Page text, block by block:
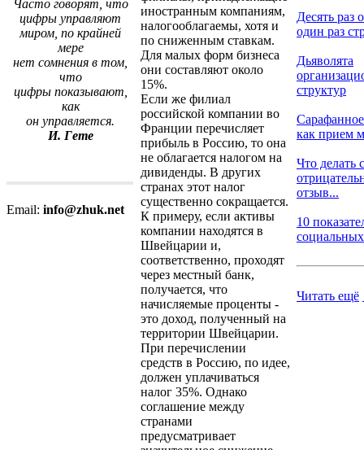
Часто говорят, что
цифры управляют
миром, по крайней
мере
нет сомнения в том,
что
цифры показывают,
как
он управляется.
И. Гете
Email: info@zhuk.net
иностранным компаниям,
налогооблагаемы, хотя и
по сниженным ставкам.
Для малых форм бизнеса
они составляют около
15%.
Если же филиал
российской компании во
Франции перечисляет
прибыль в Россию, то она
не облагается налогом на
дивиденды. В других
странах этот налог
существенно сокращается.
К примеру, если активы
компании находятся в
Швейцарии и,
соответственно, проходят
через местный банк,
получается, что
начисляемые проценты -
это доход, полученный на
территории Швейцарии.
При перечислении
средств в Россию, по идее,
должен уплачиваться
налог 35%. Однако
соглашение между
странами
предусматривает
Десять раз
один раз
Дьяволята
структур
как прием
Что делать с
отзыв...
10
Читать ещё